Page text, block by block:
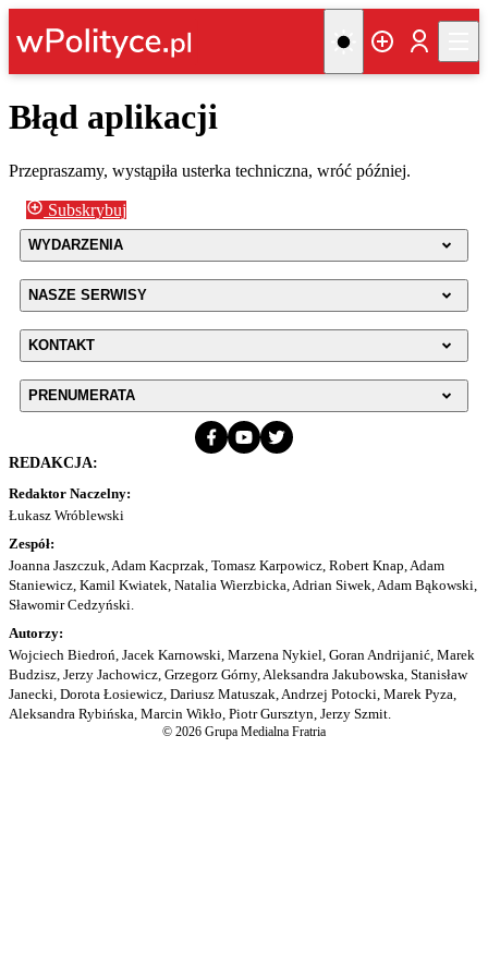
Błąd aplikacji
Przepraszamy, wystąpiła usterka techniczna, wróć później.
Subskrybuj
WYDARZENIA
NASZE SERWISY
KONTAKT
PRENUMERATA
REDAKCJA:
Redaktor Naczelny:
Łukasz Wróblewski
Zespół:
Joanna Jaszczuk, Adam Kacprzak, Tomasz Karpowicz, Robert Knap, Adam
Staniewicz, Kamil Kwiatek, Natalia Wierzbicka, Adrian Siwek, Adam Bąkowski,
Sławomir Cedzyński.
Autorzy:
Wojciech Biedroń, Jacek Karnowski, Marzena Nykiel, Goran Andrijanić, Marek
Budzisz, Jerzy Jachowicz, Grzegorz Górny, Aleksandra Jakubowska, Stanisław
Janecki, Dorota Łosiewicz, Dariusz Matuszak, Andrzej Potocki, Marek Pyza,
Aleksandra Rybińska, Marcin Wikło, Piotr Gursztyn, Jerzy Szmit.
© 2026 Grupa Medialna Fratria